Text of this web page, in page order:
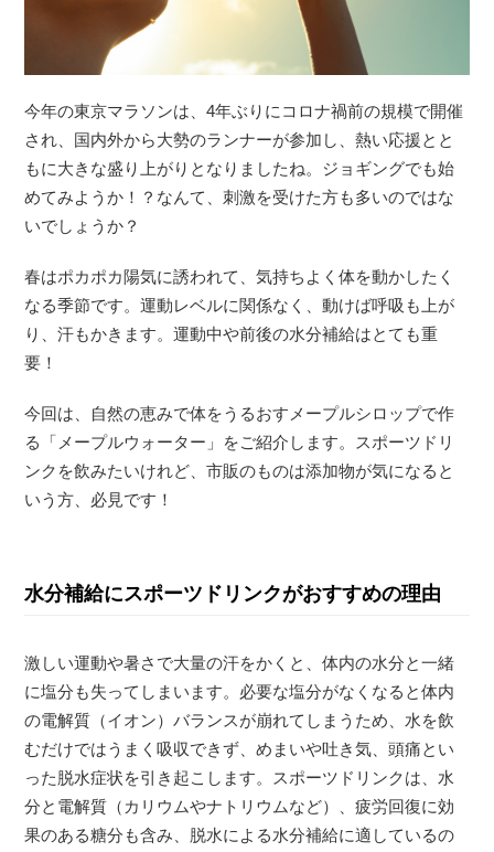
今年の東京マラソンは、4年ぶりにコロナ禍前の規模で開催
され、国内外から大勢のランナーが参加し、熱い応援とと
もに大きな盛り上がりとなりましたね。ジョギングでも始
めてみようか！？なんて、刺激を受けた方も多いのではな
いでしょうか？
春はポカポカ陽気に誘われて、気持ちよく体を動かしたく
なる季節です。運動レベルに関係なく、動けば呼吸も上が
り、汗もかきます。運動中や前後の水分補給はとても重
要！
今回は、自然の恵みで体をうるおすメープルシロップで作
る「メープルウォーター」をご紹介します。スポーツドリ
ンクを飲みたいけれど、市販のものは添加物が気になると
いう方、必見です！
水分補給にスポーツドリンクがおすすめの理由
激しい運動や暑さで大量の汗をかくと、体内の水分と一緒
に塩分も失ってしまいます。必要な塩分がなくなると体内
の電解質（イオン）バランスが崩れてしまうため、水を飲
むだけではうまく吸収できず、めまいや吐き気、頭痛とい
った脱水症状を引き起こします。スポーツドリンクは、水
分と電解質（カリウムやナトリウムなど）、疲労回復に効
果のある糖分も含み、脱水による水分補給に適しているの